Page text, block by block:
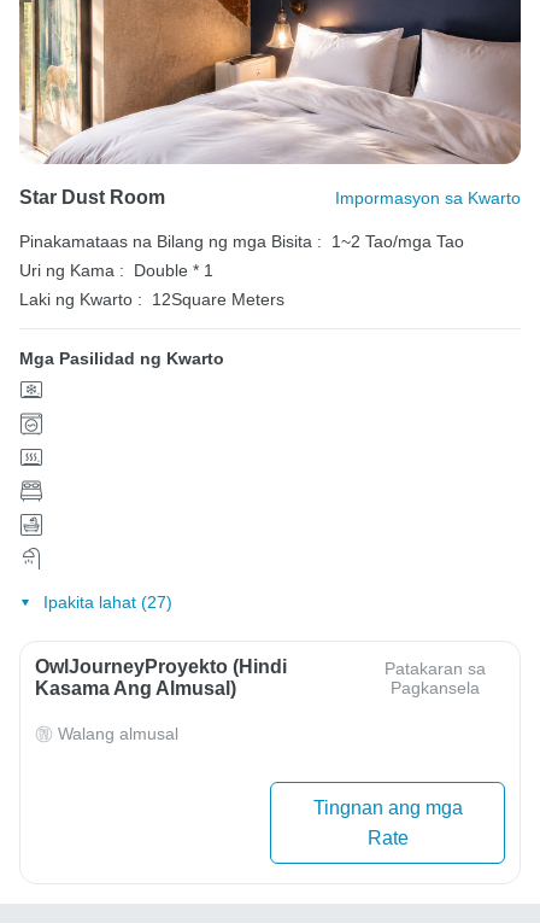
Star Dust Room Impormasyon sa Kwarto
Pinakamataas na Bilang ng mga Bisita :
1~2 Tao/mga Tao
Uri ng Kama :
Double * 1
Laki ng Kwarto :
12Square Meters
Mga Pasilidad ng Kwarto
Ipakita lahat (27)
OwlJourneyProyekto (Hindi
Kasama Ang Almusal)
Patakaran sa
Pagkansela
Walang almusal
Tingnan ang mga
Rate